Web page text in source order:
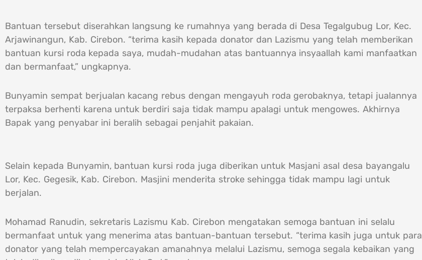
Bantuan tersebut diserahkan langsung ke rumahnya yang berada di Desa Tegalgubug Lor, Kec.
Arjawinangun, Kab. Cirebon. “terima kasih kepada donator dan Lazismu yang telah memberikan
bantuan kursi roda kepada saya, mudah-mudahan atas bantuannya insyaallah kami manfaatkan
dan bermanfaat,” ungkapnya.
Bunyamin sempat berjualan kacang rebus dengan mengayuh roda gerobaknya, tetapi jualannya
terpaksa berhenti karena untuk berdiri saja tidak mampu apalagi untuk mengowes. Akhirnya
Bapak yang penyabar ini beralih sebagai penjahit pakaian.
Selain kepada Bunyamin, bantuan kursi roda juga diberikan untuk Masjani asal desa bayangalu
Lor, Kec. Gegesik, Kab. Cirebon. Masjini menderita stroke sehingga tidak mampu lagi untuk
berjalan.
Mohamad Ranudin, sekretaris Lazismu Kab. Cirebon mengatakan semoga bantuan ini selalu
bermanfaat untuk yang menerima atas bantuan-bantuan tersebut. “terima kasih juga untuk para
donator yang telah mempercayakan amanahnya melalui Lazismu, semoga segala kebaikan yang